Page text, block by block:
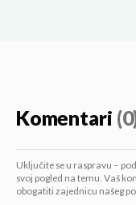
Komentari
Uključite se u raspravu –
svoj pogled na temu. Vaš
obogatiti zajednicu našeg